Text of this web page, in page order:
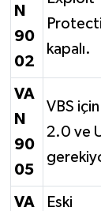
N
90
02
kapalı.
VA
N
90
05
VBS
2.0 ve
VA
Eski